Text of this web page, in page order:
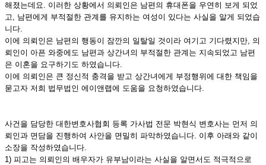
해졌는데요. 이러한 상황에서 의뢰인은 남편의 휴대폰을 우연히 보게 되었
고, 남편에게 부적절한 관계를 유지하는 여성이 있다는 사실을 알게 되었습
니다.
이에 의뢰인은 남편의 행동이 잠깐의 일탈일 것이라 여기고 기다렸지만, 의
뢰인이 아픈 와중에도 남편과 상간녀의 부적절한 관계는 지속되었고 남편
은 이혼을 요구하기도 하였습니다.
이에 의뢰인은 큰 정신적 충격을 받고 상간녀에게 부정행위에 대한 책임을
묻고자 저희 법무법인 에이앤랩에 도움을 요청하였습니다.
사건을 담당한 대한변호사협회 등록 가사법 전문 박현식 변호사는 먼저 의
뢰인과 면담을 진행하여 사안을 면밀히 파악하였습니다. 이후 아래와 같이
소장을 작성하였습니다.
1) 피고는 의뢰인의 배우자가 유부남이라는 사실을 알면서도 적극적으로